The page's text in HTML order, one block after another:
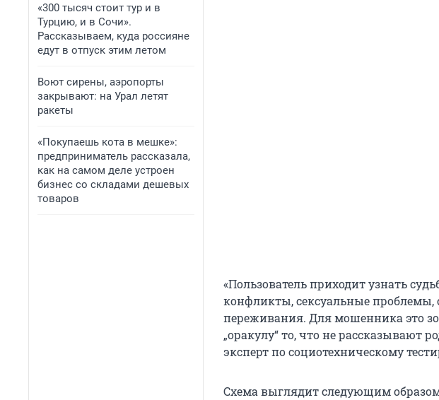
«300 тысяч стоит тур и в
Турцию, и в Сочи».
Рассказываем, куда россияне
едут в отпуск этим летом
Воют сирены, аэропорты
закрывают: на Урал летят
ракеты
«Покупаешь кота в мешке»:
предприниматель рассказала,
как на самом деле устроен
бизнес со складами дешевых
товаров
«Пользователь приходит узнать
конфликты, сексуальные проблемы,
переживания. Для мошенника это
„оракулу“ то, что не рассказывают
эксперт по социотехническому
Схема выглядит следующим